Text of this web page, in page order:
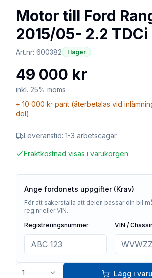
Motor till Ford
2015/05- 2.2 TDCi
Art.nr: 600382 I lager
49 000 kr
inkl. 25% moms
+ 10 000 kr pant (återbetalas vid
del)
Leveranstid: 1-3 arbetsdagar
Fraktkostnad visas i varukorgen
Ange fordonets uppgifter (Krav)
För att säkerställa att delen passar din bil
reg.nr eller VIN.
Registreringsnummer
VIN /
1 Lägg i